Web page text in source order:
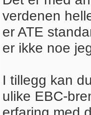
verdenen
er ATE
er ikke noe
I tillegg kan
ulike EBC-